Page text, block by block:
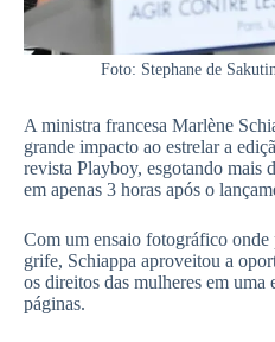
Foto: Stephane de
A ministra francesa Marlène
grande impacto ao estrelar a
revista Playboy, esgotando mais
em apenas 3 horas após o
Com um ensaio fotográfico onde
grife, Schiappa aproveitou a
os direitos das mulheres em uma
páginas.